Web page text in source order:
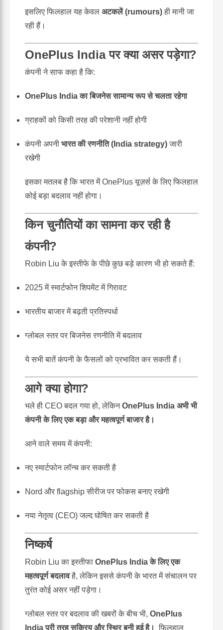
इसलिए फिलहाल यह केवल अटकलें (rumours)ही मानी जा
रही हैं।
OnePlus India पर क्या असर पड़ेगा?
कंपनी ने साफ कहा है कि:
OnePlus India का बिजनेस सामान्य रूप से चलता रहेगा
ग्राहकों को किसी तरह की परेशानी नहीं होगी
कंपनी अपनी भारत की रणनीति (India strategy)जारी
रखेगी
इसका मतलब है कि भारत में OnePlus यूज़र्स के लिए फिलहाल
कोई बड़ा बदलाव नहीं होगा।
किन चुनौतियों का सामना कर रही है
कंपनी?
Robin Liu के इस्तीफे के पीछे कुछ बड़े कारण भी हो सकते हैं:
2025 में स्मार्टफोन शिपमेंट में गिरावट
भारतीय बाजार में बढ़ती प्रतिस्पर्धा
ग्लोबल स्तर पर बिजनेस रणनीति में बदलाव
ये सभी बातें कंपनी के फैसलों को प्रभावित कर सकती हैं।
आगे क्या होगा?
भले ही CEO बदल गया हो, लेकिनOnePlus India अभी भी
कंपनी के लिए एक बड़ा और महत्वपूर्ण बाजार है।
आने वाले समय में कंपनी:
नए स्मार्टफोन लॉन्च कर सकती है
Nord और flagship सीरीज पर फोकस बनाए रखेगी
नया नेतृत्व (CEO) जल्द घोषित कर सकती है
निष्कर्ष
Robin Liu का इस्तीफा OnePlus India के लिए एक
महत्वपूर्ण बदलावहै, लेकिन इससे कंपनी के भारत में संचालन पर
तुरंत कोई असर नहीं पड़ेगा।
ग्लोबल स्तर पर बदलाव की खबरों के बीच भी, OnePlus
India पूरी तरह सक्रिय और स्थिर बनी हुई है। फिलहाल